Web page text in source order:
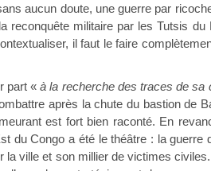
aucun doute, une guerre par
reconquête militaire par les Tutsis
il faut le faire
part «à la recherche des traces de sa
après la chute du bastion de
est fort bien raconté. En
du Congo a été le théâtre : la
la ville et son millier de victimes